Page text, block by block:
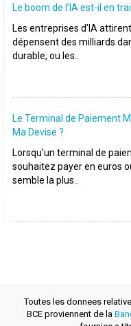
Le boom de l’IA est-il en
Les entreprises d’IA
dépensent des milliards
durable, ou les..
Le Terminal de Paiement
Ma Devise ?
Lorsqu’un terminal de
souhaitez payer en euros
semble la plus..
Toutes les donnees
BCE proviennent de la